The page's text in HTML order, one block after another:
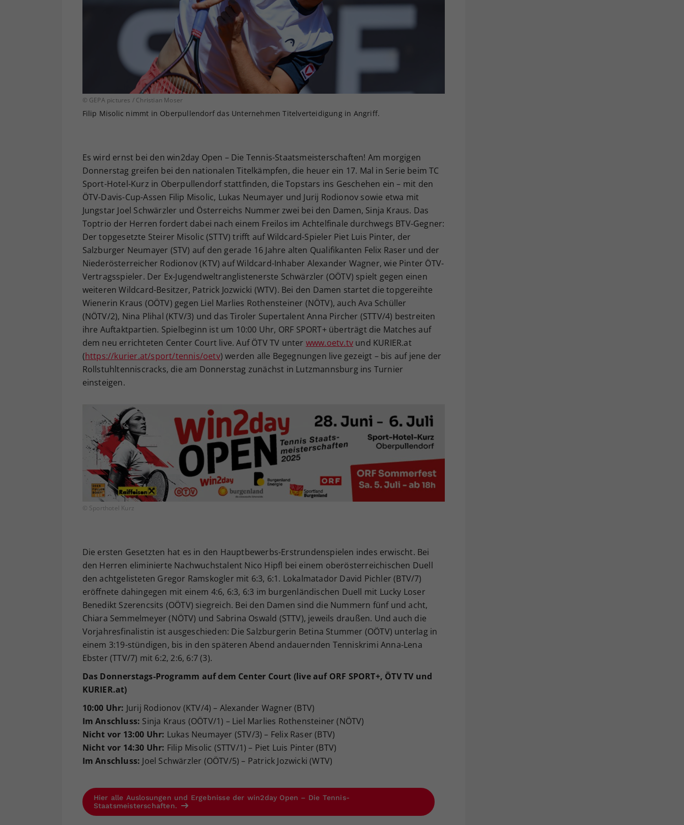
© GEPA pictures / Christian Moser
Filip Misolic nimmt in Oberpullendorf das Unternehmen Titelverteidigung in Angriff.
Es wird ernst bei den win2day Open – Die Tennis-Staatsmeisterschaften! Am morgigen
Donnerstag greifen bei den nationalen Titelkämpfen, die heuer ein 17. Mal in Serie beim TC
Sport-Hotel-Kurz in Oberpullendorf stattfinden, die Topstars ins Geschehen ein – mit den
ÖTV-Davis-Cup-Assen Filip Misolic, Lukas Neumayer und Jurij Rodionov sowie etwa mit
Jungstar Joel Schwärzler und Österreichs Nummer zwei bei den Damen, Sinja Kraus. Das
Toptrio der Herren fordert dabei nach einem Freilos im Achtelfinale durchwegs BTV-Gegner:
Der topgesetzte Steirer Misolic (STTV) trifft auf Wildcard-Spieler Piet Luis Pinter, der
Salzburger Neumayer (STV) auf den gerade 16 Jahre alten Qualifikanten Felix Raser und der
Niederösterreicher Rodionov (KTV) auf Wildcard-Inhaber Alexander Wagner, wie Pinter ÖTV-
Vertragsspieler. Der Ex-Jugendweltranglistenerste Schwärzler (OÖTV) spielt gegen einen
weiteren Wildcard-Besitzer, Patrick Jozwicki (WTV). Bei den Damen startet die topgereihte
Wienerin Kraus (OÖTV) gegen Liel Marlies Rothensteiner (NÖTV), auch Ava Schüller
(NÖTV/2), Nina Plihal (KTV/3) und das Tiroler Supertalent Anna Pircher (STTV/4) bestreiten
ihre Auftaktpartien. Spielbeginn ist um 10:00 Uhr, ORF SPORT+ überträgt die Matches auf
dem neu errichteten Center Court live. Auf ÖTV TV unter www.oetv.tv und KURIER.at
(https://kurier.at/sport/tennis/oetv) werden alle Begegnungen live gezeigt – bis auf jene der
Rollstuhltenniscracks, die am Donnerstag zunächst in Lutzmannsburg ins Turnier
einsteigen.
© Sporthotel Kurz
Die ersten Gesetzten hat es in den Hauptbewerbs-Erstrundenspielen indes erwischt. Bei
den Herren eliminierte Nachwuchstalent Nico Hipfl bei einem oberösterreichischen Duell
den achtgelisteten Gregor Ramskogler mit 6:3, 6:1. Lokalmatador David Pichler (BTV/7)
eröffnete dahingegen mit einem 4:6, 6:3, 6:3 im burgenländischen Duell mit Lucky Loser
Benedikt Szerencsits (OÖTV) siegreich. Bei den Damen sind die Nummern fünf und acht,
Chiara Semmelmeyer (NÖTV) und Sabrina Oswald (STTV), jeweils draußen. Und auch die
Vorjahresfinalistin ist ausgeschieden: Die Salzburgerin Betina Stummer (OÖTV) unterlag in
einem 3:19-stündigen, bis in den späteren Abend andauernden Tenniskrimi Anna-Lena
Ebster (TTV/7) mit 6:2, 2:6, 6:7 (3).
Das Donnerstags-Programm auf dem Center Court (live auf ORF SPORT+, ÖTV TV und
KURIER.at)
10:00 Uhr: Jurij Rodionov (KTV/4) – Alexander Wagner (BTV)
Im Anschluss: Sinja Kraus (OÖTV/1) – Liel Marlies Rothensteiner (NÖTV)
Nicht vor 13:00 Uhr: Lukas Neumayer (STV/3) – Felix Raser (BTV)
Nicht vor 14:30 Uhr: Filip Misolic (STTV/1) – Piet Luis Pinter (BTV)
Im Anschluss: Joel Schwärzler (OÖTV/5) – Patrick Jozwicki (WTV)
Hier alle Auslosungen und Ergebnisse der win2day Open – Die Tennis-
Staatsmeisterschaften.
Ihrer vorgenommen Einstellungen, falls der
Webseiten-Betreiber dies eingestellt hat.